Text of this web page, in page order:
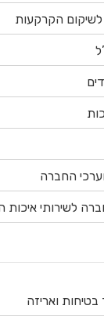
לשיקום הקרקעות
וערכי החברה
לשירותי איכות
בטיחות ואריזה